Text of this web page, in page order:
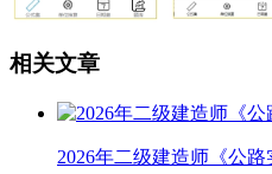
相关文章
2026年二级建造师《公